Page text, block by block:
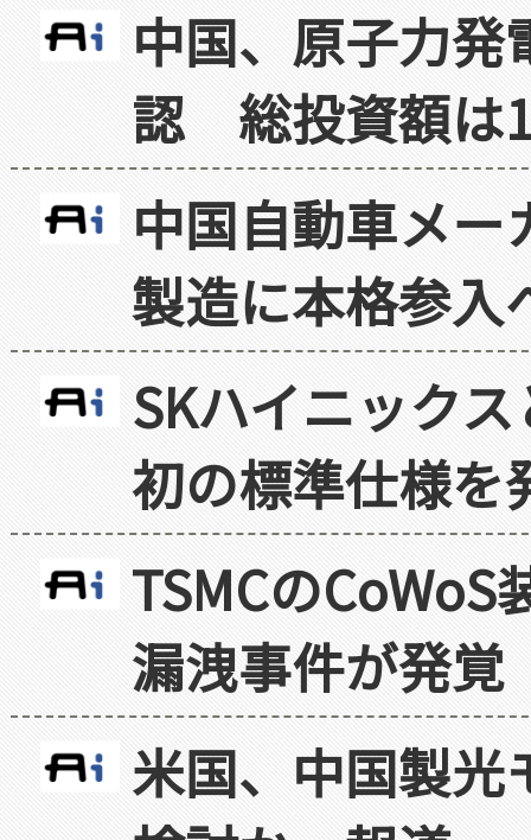
中国、原子力
認 総投資額は
中国自動車メ
製造に本格参入
SKハイニック
初の標準仕様を
TSMCの
漏洩事件が発覚
米国、中国製光